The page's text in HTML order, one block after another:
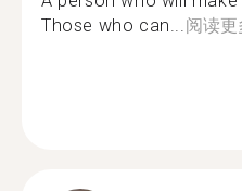
Those who can... 阅读更